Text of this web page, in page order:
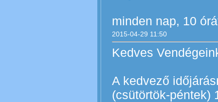
2015-04-29 11:50
minden nap, 10
Kedves
A kedvező
(csütörtök-péntek)